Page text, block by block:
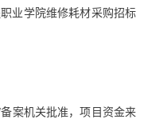
业学院维修耗材采购招标
案机关批准，项目资金来